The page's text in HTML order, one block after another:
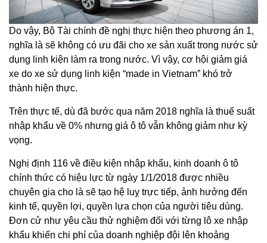
Do vậy, Bộ Tài chính đề nghị thực hiện theo phương án 1,
nghĩa là sẽ không có ưu đãi cho xe sản xuất trong nước sử
dụng linh kiện làm ra trong nước. Vì vậy, cơ hội giảm giá
xe do xe sử dụng linh kiện “made in Vietnam” khó trở
thành hiện thực.
Trên thực tế, dù đã bước qua năm 2018 nghĩa là thuế suất
nhập khẩu về 0% nhưng giá ô tô vẫn không giảm như kỳ
vọng.
Nghị định 116 về điều kiện nhập khẩu, kinh doanh ô tô
chính thức có hiệu lực từ ngày 1/1/2018 được nhiều
chuyên gia cho là sẽ tạo hệ luỵ trực tiếp, ảnh hưởng đến
kinh tế, quyền lợi, quyền lựa chọn của người tiêu dùng.
Đơn cử như yêu cầu thử nghiệm đối với từng lô xe nhập
khẩu khiến chi phí của doanh nghiệp đội lên khoảng